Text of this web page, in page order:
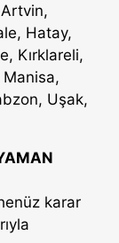
Hatay,
Kırklareli,
Manisa,
Uşak,
karar